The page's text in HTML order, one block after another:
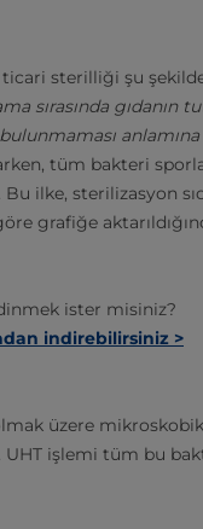
sterilliği şu
sırasında
anlamına
tüm bakteri
ilke, sterilizasyon
grafiğe
ister misiniz?
indirebilirsiniz >
üzere
işlemi tüm bu